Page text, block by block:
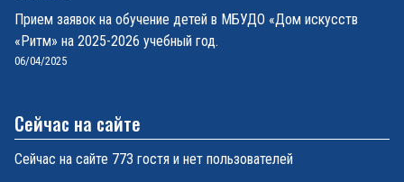
Прием заявок на обучение детей в МБУДО «Дом искусств
«Ритм» на 2025-2026 учебный год.
06/04/2025
Сейчас на сайте
Сейчас на сайте 773 гостя и нет пользователей